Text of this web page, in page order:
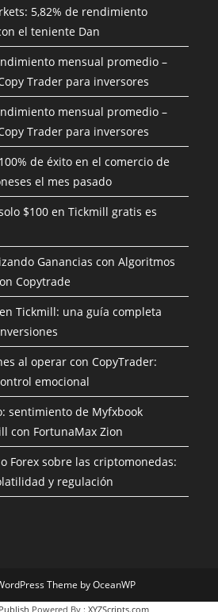
5,82% de rendimiento
el teniente Dan
mensual promedio –
Trader para inversores
mensual promedio –
Trader para inversores
de éxito en el comercio de
el mes pasado
$100 en Tickmill gratis es
Ganancias con Algoritmos
Copytrade
Tickmill: una guía completa
al operar con CopyTrader:
emocional
sentimiento de Myfxbook
con FortunaMax Zion
Forex sobre las criptomonedas:
y regulación
Theme by OceanWP
Powered By : XYZScripts.com